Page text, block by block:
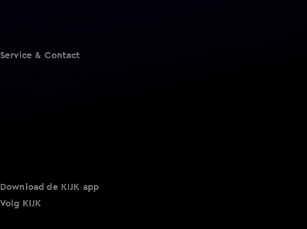
Service & Contact
Download de KIJK app
Volg KIJK